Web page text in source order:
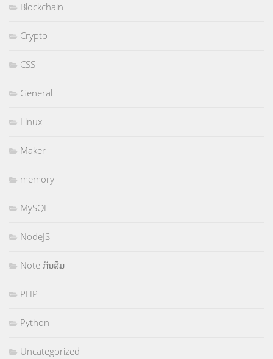
Blockchain
Crypto
CSS
General
Linux
Maker
memory
MySQL
NodeJS
Note ກັນລືມ
PHP
Python
Uncategorized